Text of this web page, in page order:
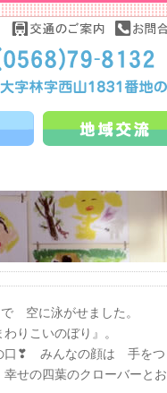
空に泳がせました。
りこいのぼり』。
口❣ みんなの顔は 手をつ
の四葉のクローバーとお